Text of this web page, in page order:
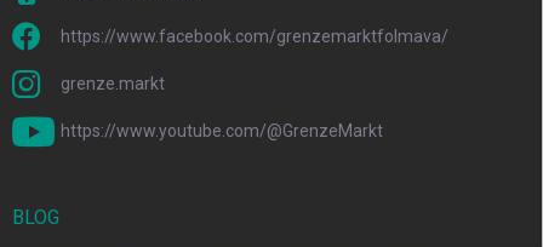
https://www.facebook.com/grenzemarktfolmava/
grenze.markt
https://www.youtube.com/@GrenzeMarkt
BLOG